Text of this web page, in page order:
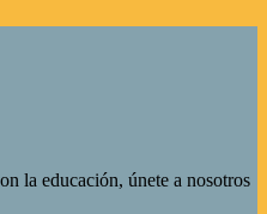
la educación, únete a nosotros